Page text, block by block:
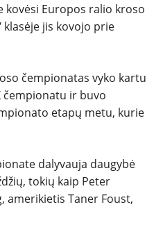
kovėsi Europos ralio kroso
klasėje jis kovojo prie
čempionatas vyko kartu
čempionatu ir buvo
etapų metu, kurie
dalyvauja daugybė
tokių kaip Peter
amerikietis Taner Foust,